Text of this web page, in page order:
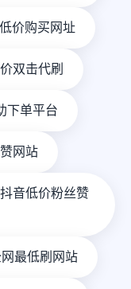
价购买网址
双击代刷
下单平台
网站
音低价粉丝赞
最低刷网站